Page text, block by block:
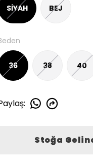
SİYAH BEJ
36 38 40
:
Stoğa